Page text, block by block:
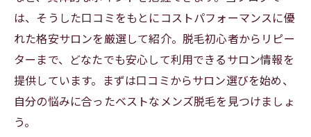
は、そうした口コミをもとにコストパフォーマンスに優
れた格安サロンを厳選して紹介。脱毛初心者からリピー
ターまで、どなたでも安心して利用できるサロン情報を
提供しています。まずは口コミからサロン選びを始め、
自分の悩みに合ったベストなメンズ脱毛を見つけましょ
う。